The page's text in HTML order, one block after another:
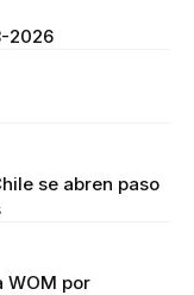
2026
se abren paso
WOM por